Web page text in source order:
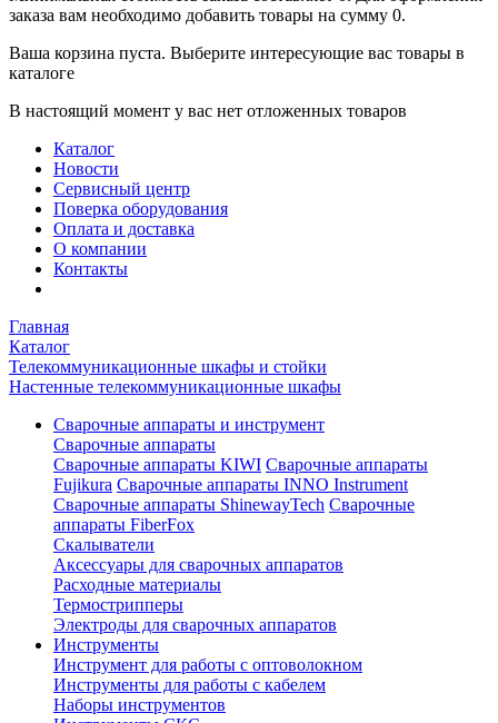
заказа вам необходимо добавить товары на сумму 0.
Ваша корзина пуста. Выберите интересующие вас товары в
каталоге
В настоящий момент у вас нет отложенных товаров
Каталог
Новости
Сервисный центр
Поверка оборудования
Оплата и доставка
О компании
Контакты
Главная
Каталог
Телекоммуникационные шкафы и стойки
Настенные телекоммуникационные шкафы
Сварочные аппараты и инструмент
Сварочные аппараты
Сварочные аппараты KIWI Сварочные аппараты
Fujikura Сварочные аппараты INNO Instrument
Сварочные аппараты ShinewayTech Cварочные
аппараты FiberFox
Скалыватели
Аксессуары для сварочных аппаратов
Расходные материалы
Термострипперы
Электроды для сварочных аппаратов
Инструменты
Инструмент для работы с оптоволокном
Инструменты для работы с кабелем
Наборы инструментов